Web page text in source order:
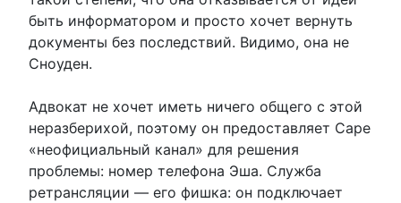
быть информатором и просто хочет вернуть
документы без последствий. Видимо, она не
Сноуден.
Адвокат не хочет иметь ничего общего с этой
неразберихой, поэтому он предоставляет Саре
«неофициальный канал» для решения
проблемы: номер телефона Эша. Служба
ретрансляции — его фишка: он подключает